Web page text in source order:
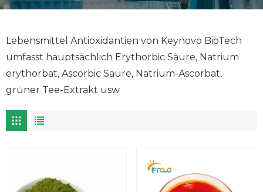
Lebensmittel Antioxidantien von Keynovo BioTech
umfasst hauptsächlich Erythorbic Säure, Natrium
erythorbat, Ascorbic Säure, Natrium-Ascorbat,
grüner Tee-Extrakt usw